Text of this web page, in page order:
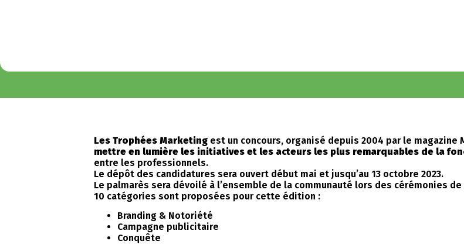
Les Trophées Marketing est un concours, organisé depuis 2004 par le
mettre en lumière les initiatives et les acteurs les plus remarquables de la
entre les professionnels.
Le dépôt des candidatures sera ouvert début mai et jusqu’au 13 octobre 2023.
Le palmarès sera dévoilé à l’ensemble de la communauté lors des cérémonies
10 catégories sont proposées pour cette édition :
Branding & Notoriété
Campagne publicitaire
Conquête